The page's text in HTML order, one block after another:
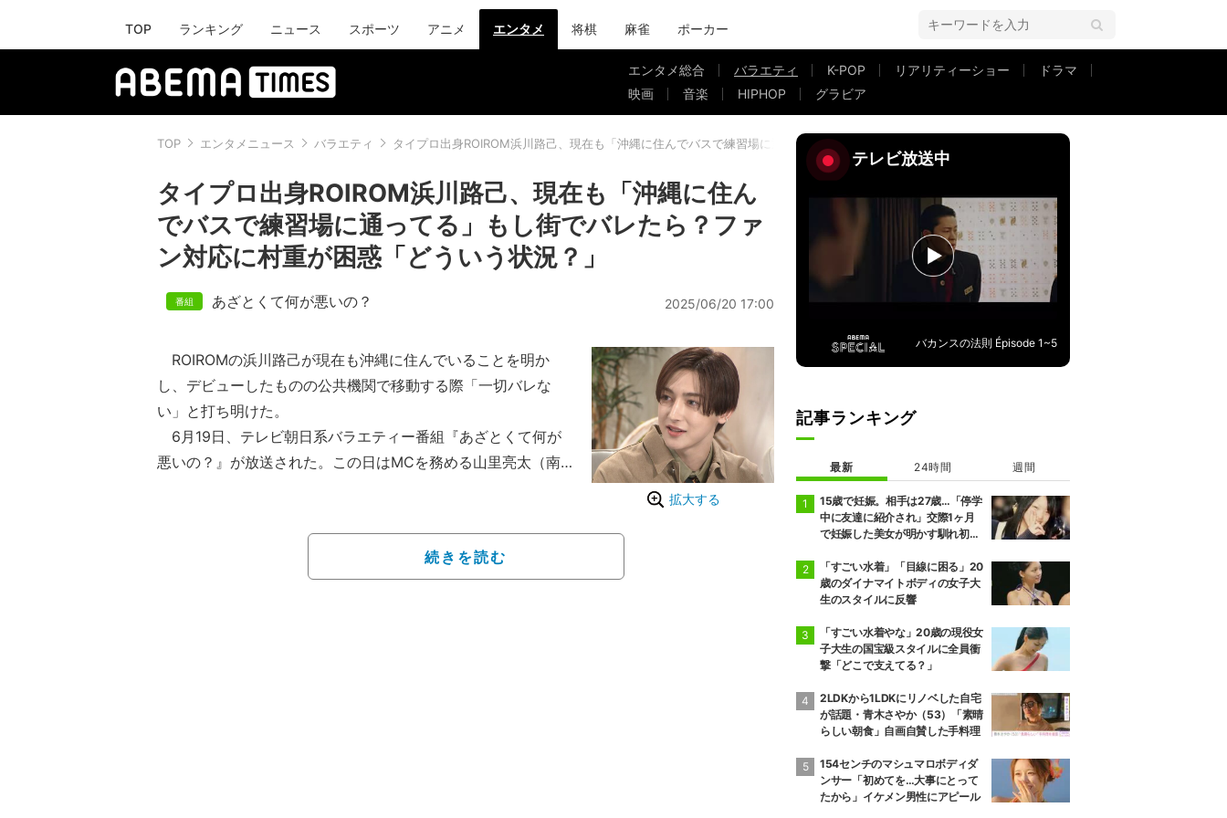
TOP ランキング ニュース スポーツ アニメ エンタメ 将棋 麻雀 ポーカー
エンタメ総合 バラエティ K-POP リアリティーショー
ドラマ
映画
音楽 HIPHOP グラビア
TOP エンタメニュース バラエティ タイプロ出身ROIROM浜川路己、現在も「沖縄に住んでバスで練習場に通ってる」もし街でバレたら？ファン対応に村重が困惑「どういう状況？」
タイプロ出身ROIROM浜川路己、現在も「沖縄に住ん
でバスで練習場に通ってる」もし街でバレたら？ファ
ン対応に村重が困惑「どういう状況？」
あざとくて何が悪いの？ 2025/06/20 17:00
拡大する
ROIROMの浜川路己が現在も沖縄に住んでいることを明か
し、デビューしたものの公共機関で移動する際「一切バレな
い」と打ち明けた。
6月19日、テレビ朝日系バラエティー番組『あざとくて何が
悪いの？』が放送された。この日はMCを務める山里亮太（南
timeleszの追加メンバーを決定するオーディション企画「tim
elesz project」にてファイナルに進出した浜川路己と本多大夢
続きを読む
テレビ放送中
バカンスの法則 Épisode 1~5
記事ランキング
最新 24時間 週間
15歳で妊娠。相手は27歳…「停学
中に友達に紹介され」交際1ヶ月
で妊娠した美女が明かす馴れ初め
絶句
「すごい水着」「目線に困る」20
歳のダイナマイトボディの女子大
生のスタイルに反響
「すごい水着やな」20歳の現役女
子大生の国宝級スタイルに全員衝
撃「どこで支えてる？」
2LDKから1LDKにリノベした自宅
が話題・青木さやか（53）「素晴
らしい朝食」自画自賛した手料理
154センチのマシュマロボディダ
ンサー「初めてを…大事にとって
たから」イケメン男性にアピール